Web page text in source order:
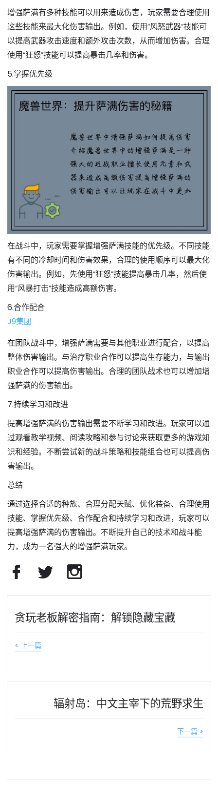
增强萨满有多种技能可以用来造成伤害，玩家需要合理使用
这些技能来最大化伤害输出。例如，使用“风怒武器”技能可
以提高武器攻击速度和额外攻击次数，从而增加伤害。合理
使用“狂怒”技能可以提高暴击几率和伤害。
5.掌握优先级
在战斗中，玩家需要掌握增强萨满技能的优先级。不同技能
有不同的冷却时间和伤害效果，合理的使用顺序可以最大化
伤害输出。例如，先使用“狂怒”技能提高暴击几率，然后使
用“风暴打击”技能造成高额伤害。
6.合作配合
J9集团
在团队战斗中，增强萨满需要与其他职业进行配合，以提高
整体伤害输出。与治疗职业合作可以提高生存能力，与输出
职业合作可以提高伤害输出。合理的团队战术也可以增加增
强萨满的伤害输出。
7.持续学习和改进
提高增强萨满的伤害输出需要不断学习和改进。玩家可以通
过观看教学视频、阅读攻略和参与讨论来获取更多的游戏知
识和经验。不断尝试新的战斗策略和技能组合也可以提高伤
害输出。
总结
通过选择合适的种族、合理分配天赋、优化装备、合理使用
技能、掌握优先级、合作配合和持续学习和改进，玩家可以
提高增强萨满的伤害输出。不断提升自己的技术和战斗能
力，成为一名强大的增强萨满玩家。
贪玩老板解密指南：解锁隐藏宝藏
< 上一篇
辐射岛：中文主宰下的荒野求生
下一篇 >